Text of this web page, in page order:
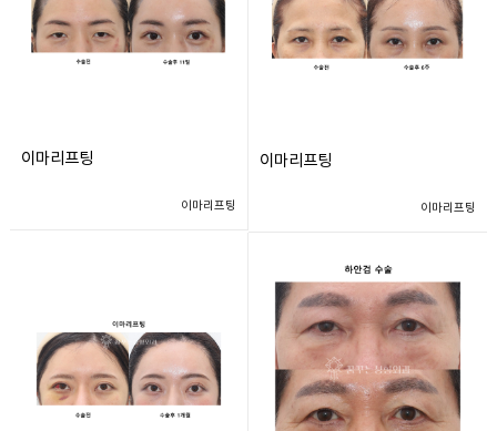
이마리프팅
이마리프팅
이마리프팅
이마리프팅